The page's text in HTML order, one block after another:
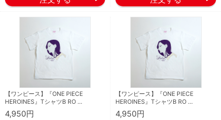
【ワンピース】『ONE PIECE
HEROINES』TシャツB RO …
4,950円
【ワンピース】『ONE PIECE
HEROINES』TシャツB RO …
4,950円